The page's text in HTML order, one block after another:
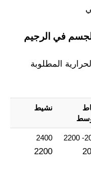
الجسم في الرجيم
المطلوبة
نشيط
2400
2200